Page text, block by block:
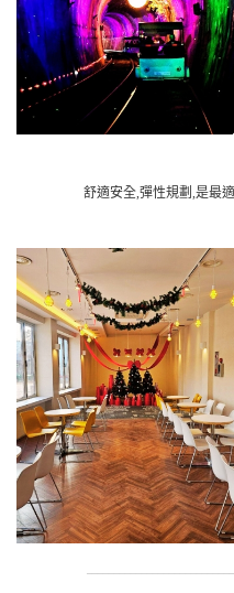
舒適安全,彈性規劃,是最